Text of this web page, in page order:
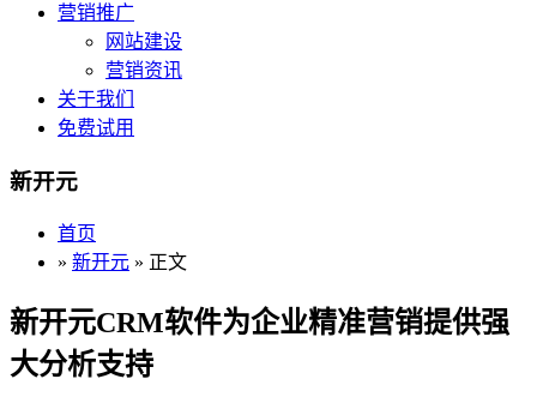
营销推广
网站建设
营销资讯
关于我们
免费试用
新开元
首页
» 新开元 » 正文
新开元CRM软件为企业精准营销提供强
大分析支持